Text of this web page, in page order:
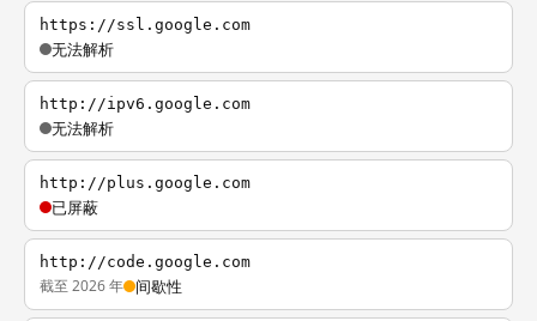
https://ssl.google.com
无法解析
http://ipv6.google.com
无法解析
http://plus.google.com
已屏蔽
http://code.google.com
截至 2026 年 间歇性